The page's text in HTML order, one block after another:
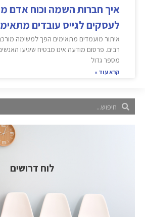
איך חברות השמה וכוח אדם
לעסקים לגייס עובדים
איתור מועמדים מתאימים הפך למשימה
רבים. פרסום מודעה אינו מבטיח שיגיעו
מספר גדול
קרא עוד »
לוח דרושים